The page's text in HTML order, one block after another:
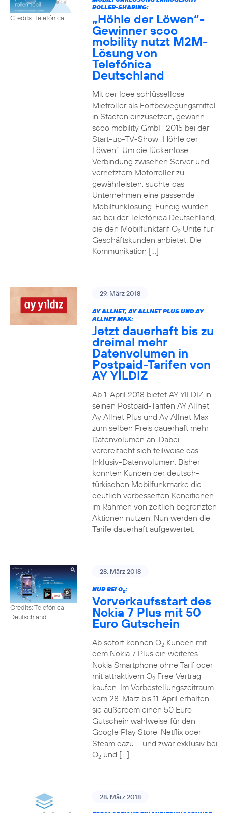
Credits: Telefónica
ROLLER-SHARING:
„Höhle der Löwen“-
Gewinner scoo
mobility nutzt M2M-
Lösung von
Telefónica
Deutschland
Mit der Idee schlüssellose
Mietroller als Fortbewegungsmittel
in Städten einzusetzen, gewann
scoo mobility GmbH 2015 bei der
Start-up-TV-Show „Höhle der
Löwen“. Um die lückenlose
Verbindung zwischen Server und
vernetztem Motorroller zu
gewährleisten, suchte das
Unternehmen eine passende
Mobilfunklösung. Fündig wurden
sie bei der Telefónica Deutschland,
die den Mobilfunktarif O2Unite für
Geschäftskunden anbietet. Die
Kommunikation […]
29. März 2018
AY ALLNET, AY ALLNET PLUS UND AY
ALLNET MAX:
Jetzt dauerhaft bis zu
dreimal mehr
Datenvolumen in
Postpaid-Tarifen von
AY YILDIZ
Ab 1. April 2018 bietet AY YILDIZ in
seinen Postpaid-Tarifen AY Allnet,
Ay Allnet Plus und Ay Allnet Max
zum selben Preis dauerhaft mehr
Datenvolumen an. Dabei
verdreifacht sich teilweise das
Inklusiv-Datenvolumen. Bisher
konnten Kunden der deutsch-
türkischen Mobilfunkmarke die
deutlich verbesserten Konditionen
im Rahmen von zeitlich begrenzten
Aktionen nutzen. Nun werden die
Tarife dauerhaft aufgewertet.
Credits: Telefónica
Deutschland
28. März 2018
NUR BEI O2:
Vorverkaufsstart des
Nokia 7 Plus mit 50
Euro Gutschein
Ab sofort können O2Kunden mit
dem Nokia 7 Plus ein weiteres
Nokia Smartphone ohne Tarif oder
mit attraktivem O2Free Vertrag
kaufen. Im Vorbestellungszeitraum
vom 28. März bis 11. April erhalten
sie außerdem einen 50 Euro
Gutschein wahlweise für den
Google Play Store, Netflix oder
Steam dazu – und zwar exklusiv bei
O2und […]
28. März 2018